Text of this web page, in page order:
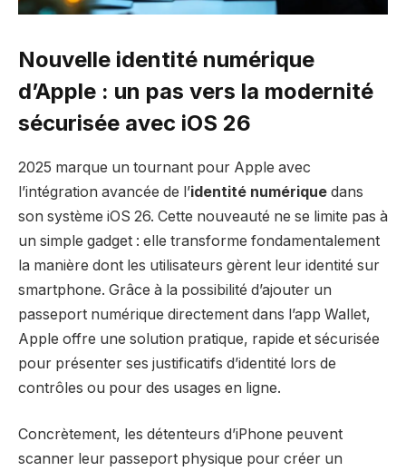
Nouvelle identité numérique
d’Apple : un pas vers la modernité
sécurisée avec iOS 26
2025 marque un tournant pour Apple avec
l’intégration avancée de l’identité numérique dans
son système iOS 26. Cette nouveauté ne se limite pas à
un simple gadget : elle transforme fondamentalement
la manière dont les utilisateurs gèrent leur identité sur
smartphone. Grâce à la possibilité d’ajouter un
passeport numérique directement dans l’app Wallet,
Apple offre une solution pratique, rapide et sécurisée
pour présenter ses justificatifs d’identité lors de
contrôles ou pour des usages en ligne.
Concrètement, les détenteurs d’iPhone peuvent
scanner leur passeport physique pour créer un